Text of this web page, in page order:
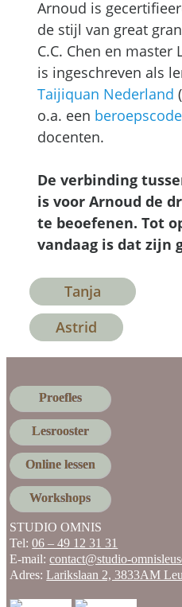
Arnoud is
de stijl van great
C.C. Chen en master
is ingeschreven als
Taijiquan Nederland
o.a. een beroepscode
docenten.
De verbinding
is voor Arnoud de
te beoefenen. Tot
vandaag is dat zijn
Tanja
Astrid
Proefles
Lesrooster
Online lessen
Workshops
STUDIO OMNIS
Tel:06 – 49 12 31 31
E-mail:contact@studio-
Adres:Larikslaan 2, 3833AM